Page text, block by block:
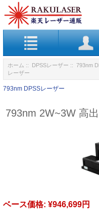
ホーム :: DPSSレーザー :: 793nm
レーザー
793nm DPSSレーザー
793nm 2W~3W 高
ベース価格: ¥946,699円